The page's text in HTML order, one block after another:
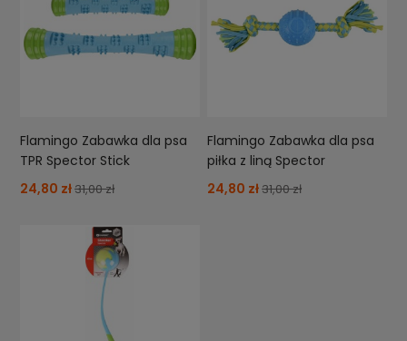
Flamingo Zabawka dla psa
TPR Spector Stick
24,80 zł31,00 zł
Flamingo Zabawka dla psa
piłka z liną Spector
24,80 zł31,00 zł